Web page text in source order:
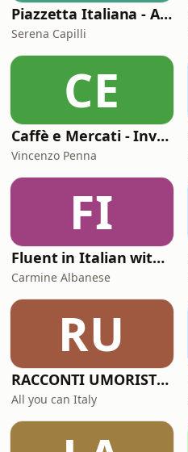
Piazzetta Italiana - A Podcast in Slow Italian
Serena Capilli
CE
Caffè e Mercati - Investire.biz
Vincenzo Penna
FI
Fluent in Italian with Italianglot
Carmine Albanese
RU
RACCONTI UMORISTICI - Funny Italian Stories
All you can Italy